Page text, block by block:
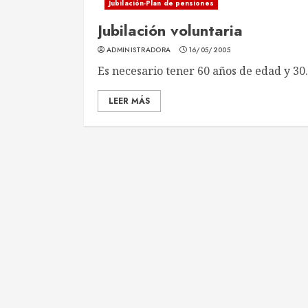
Jubilación-Plan de pensiones
Jubilación voluntaria
ADMINISTRADORA 16/05/2005
Es necesario tener 60 años de edad y
LEER MÁS